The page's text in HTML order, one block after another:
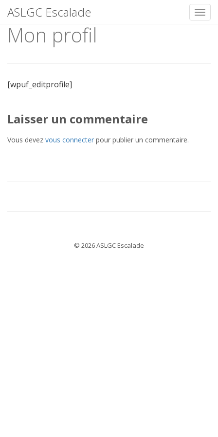
Skip
ASLGC Escalade
Mon profil
[wpuf_editprofile]
Laisser un commentaire
Vous devez vous connecter pour publier un commentaire.
© 2026 ASLGC Escalade